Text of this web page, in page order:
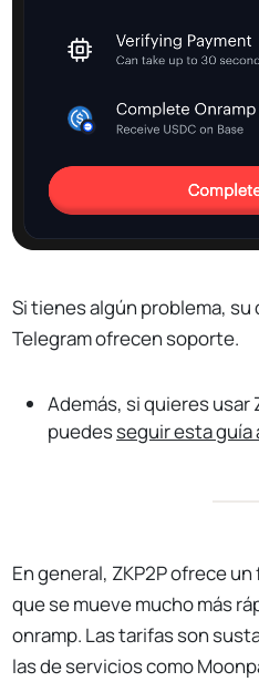
Si tienes algún problema,
Telegram ofrecen soporte.
Además, si quieres usar
puedesseguir esta guía
En general, ZKP2P ofrece
que se mueve mucho más
onramp. Las tarifas son
las de servicios como